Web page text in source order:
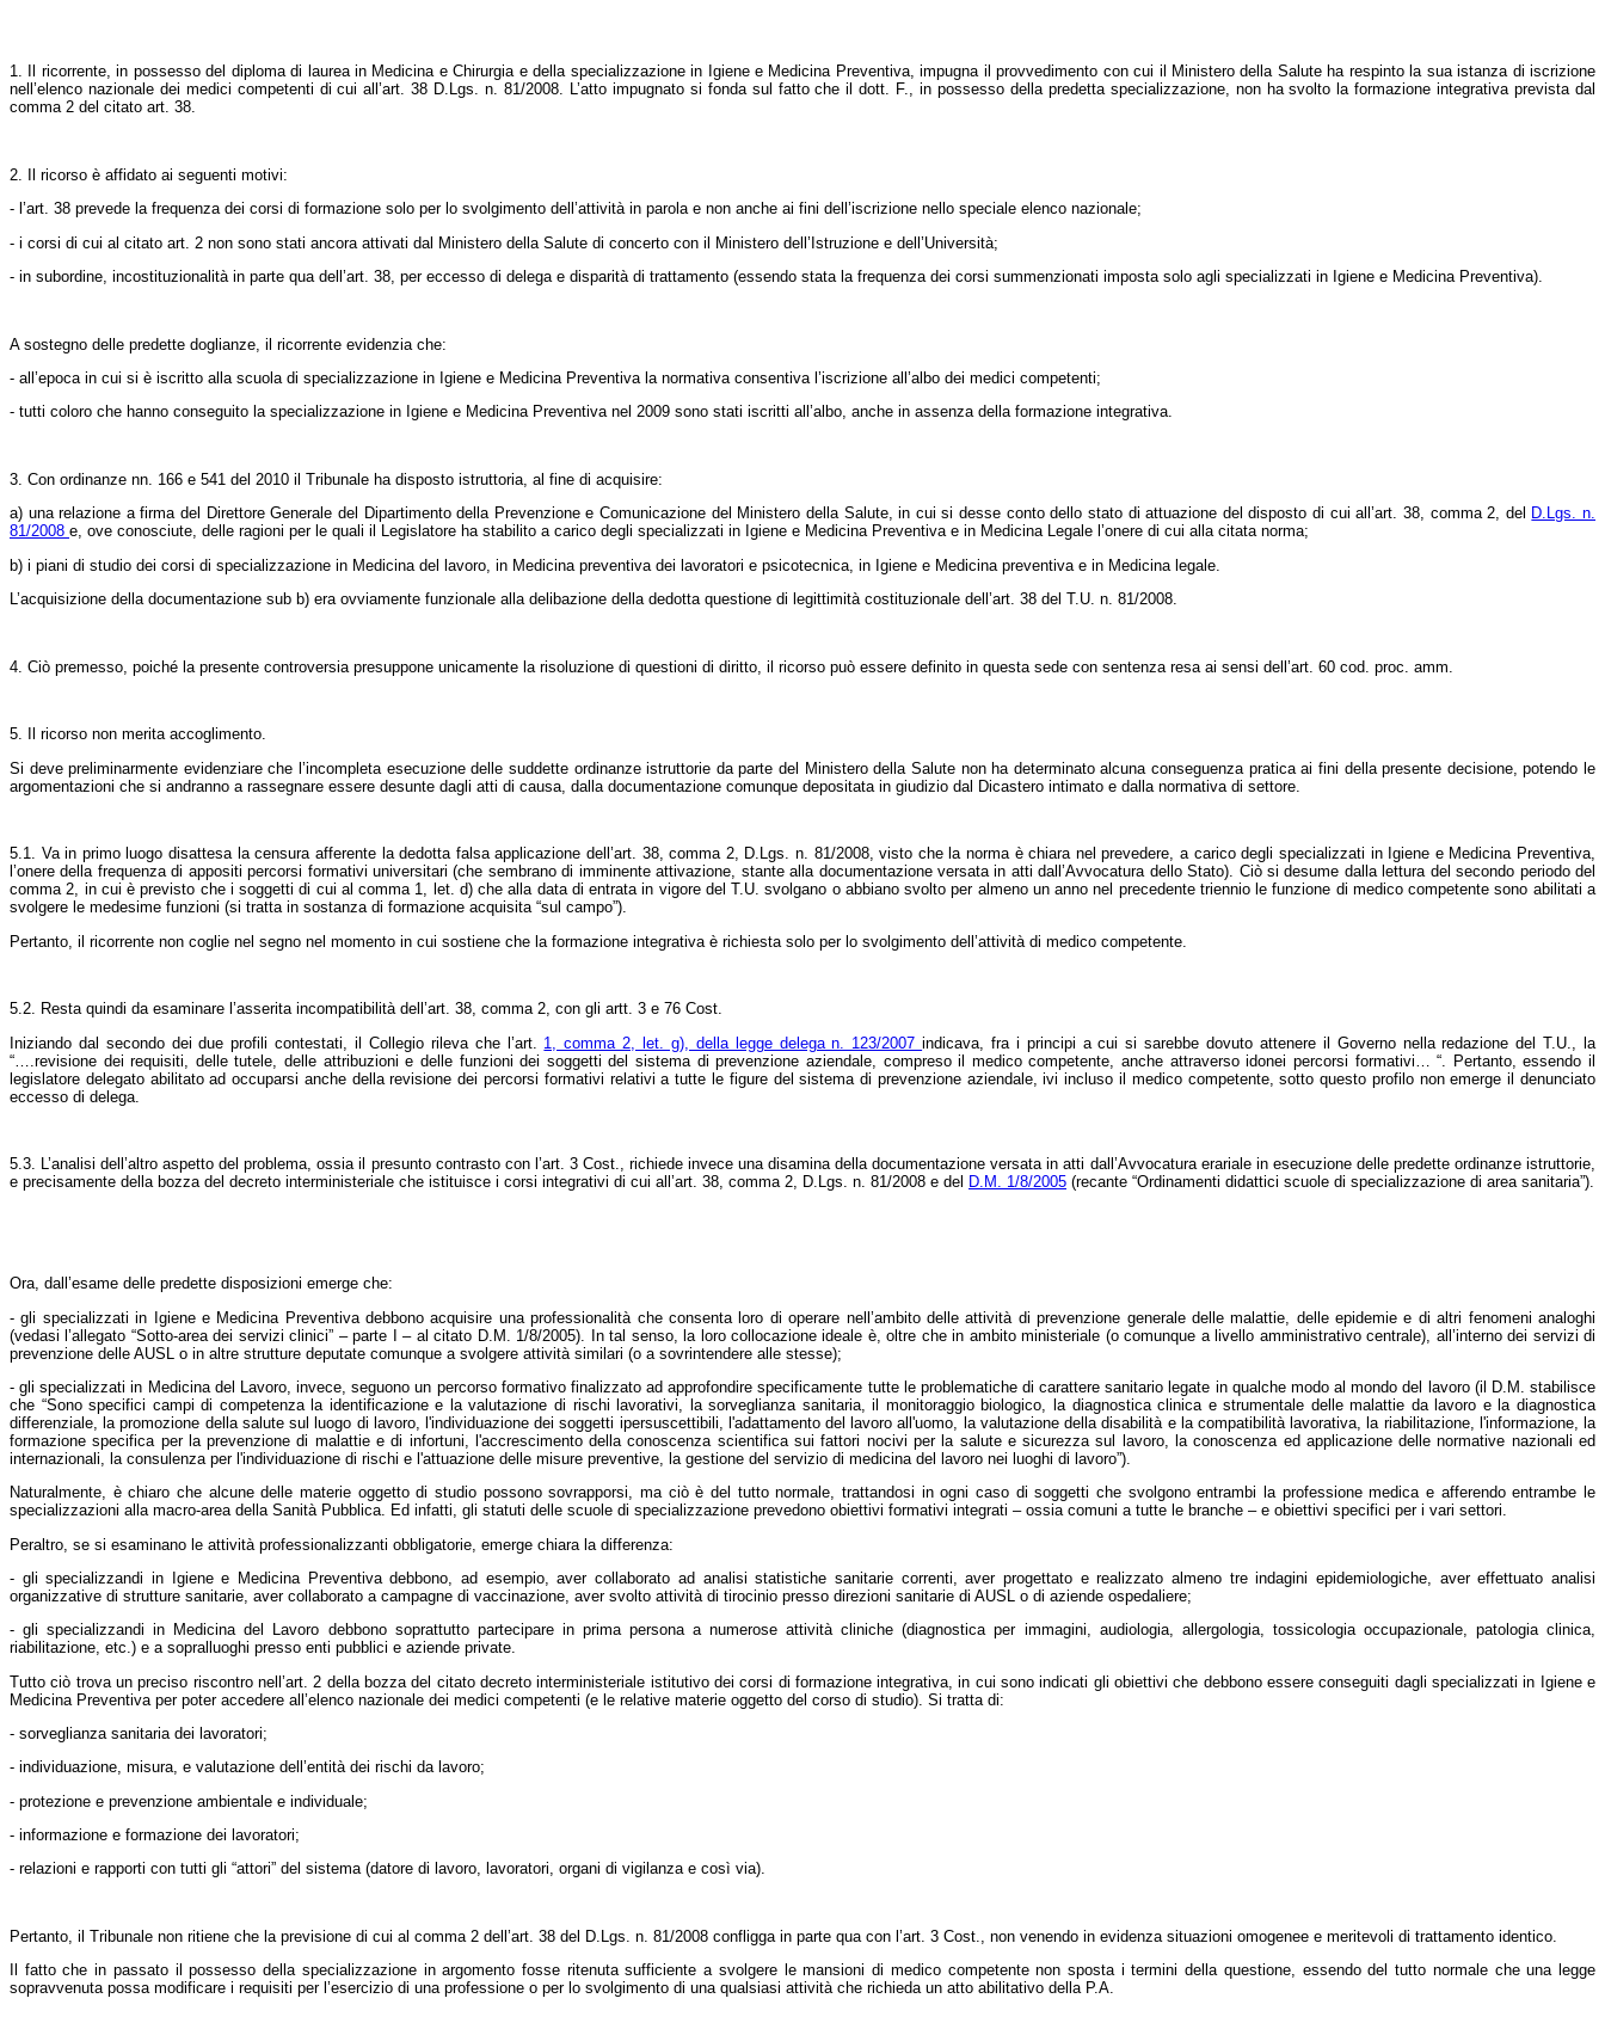
1. Il ricorrente, in possesso del diploma di laurea in Medicina e Chirurgia e della specializzazione in Igiene e Medicina Preventiva, impugna il provvedimento con cui il Ministero della Salute ha respinto la sua istanza di iscrizione
nell’elenco nazionale dei medici competenti di cui all’art. 38 D.Lgs. n. 81/2008. L’atto impugnato si fonda sul fatto che il dott. F., in possesso della predetta specializzazione, non ha svolto la formazione integrativa prevista dal
comma 2 del citato art. 38.
2. Il ricorso è affidato ai seguenti motivi:
- l’art. 38 prevede la frequenza dei corsi di formazione solo per lo svolgimento dell’attività in parola e non anche ai fini dell’iscrizione nello speciale elenco nazionale;
- i corsi di cui al citato art. 2 non sono stati ancora attivati dal Ministero della Salute di concerto con il Ministero dell’Istruzione e dell’Università;
- in subordine, incostituzionalità in parte qua dell’art. 38, per eccesso di delega e disparità di trattamento (essendo stata la frequenza dei corsi summenzionati imposta solo agli specializzati in Igiene e Medicina Preventiva).
A sostegno delle predette doglianze, il ricorrente evidenzia che:
- all’epoca in cui si è iscritto alla scuola di specializzazione in Igiene e Medicina Preventiva la normativa consentiva l’iscrizione all’albo dei medici competenti;
- tutti coloro che hanno conseguito la specializzazione in Igiene e Medicina Preventiva nel 2009 sono stati iscritti all’albo, anche in assenza della formazione integrativa.
3. Con ordinanze nn. 166 e 541 del 2010 il Tribunale ha disposto istruttoria, al fine di acquisire:
a) una relazione a firma del Direttore Generale del Dipartimento della Prevenzione e Comunicazione del Ministero della Salute, in cui si desse conto dello stato di attuazione del disposto di cui all’art. 38, comma 2, del D.Lgs. n.
81/2008 e, ove conosciute, delle ragioni per le quali il Legislatore ha stabilito a carico degli specializzati in Igiene e Medicina Preventiva e in Medicina Legale l’onere di cui alla citata norma;
b) i piani di studio dei corsi di specializzazione in Medicina del lavoro, in Medicina preventiva dei lavoratori e psicotecnica, in Igiene e Medicina preventiva e in Medicina legale.
L’acquisizione della documentazione sub b) era ovviamente funzionale alla delibazione della dedotta questione di legittimità costituzionale dell’art. 38 del T.U. n. 81/2008.
4. Ciò premesso, poiché la presente controversia presuppone unicamente la risoluzione di questioni di diritto, il ricorso può essere definito in questa sede con sentenza resa ai sensi dell’art. 60 cod. proc. amm.
5. Il ricorso non merita accoglimento.
Si deve preliminarmente evidenziare che l’incompleta esecuzione delle suddette ordinanze istruttorie da parte del Ministero della Salute non ha determinato alcuna conseguenza pratica ai fini della presente decisione, potendo le
argomentazioni che si andranno a rassegnare essere desunte dagli atti di causa, dalla documentazione comunque depositata in giudizio dal Dicastero intimato e dalla normativa di settore.
5.1. Va in primo luogo disattesa la censura afferente la dedotta falsa applicazione dell’art. 38, comma 2, D.Lgs. n. 81/2008, visto che la norma è chiara nel prevedere, a carico degli specializzati in Igiene e Medicina Preventiva,
l’onere della frequenza di appositi percorsi formativi universitari (che sembrano di imminente attivazione, stante alla documentazione versata in atti dall’Avvocatura dello Stato). Ciò si desume dalla lettura del secondo periodo del
comma 2, in cui è previsto che i soggetti di cui al comma 1, let. d) che alla data di entrata in vigore del T.U. svolgano o abbiano svolto per almeno un anno nel precedente triennio le funzione di medico competente sono abilitati a
svolgere le medesime funzioni (si tratta in sostanza di formazione acquisita “sul campo”).
Pertanto, il ricorrente non coglie nel segno nel momento in cui sostiene che la formazione integrativa è richiesta solo per lo svolgimento dell’attività di medico competente.
5.2. Resta quindi da esaminare l’asserita incompatibilità dell’art. 38, comma 2, con gli artt. 3 e 76 Cost.
Iniziando dal secondo dei due profili contestati, il Collegio rileva che l’art. 1, comma 2, let. g), della legge delega n. 123/2007indicava, fra i principi a cui si sarebbe dovuto attenere il Governo nella redazione del T.U., la
“….revisione dei requisiti, delle tutele, delle attribuzioni e delle funzioni dei soggetti del sistema di prevenzione aziendale, compreso il medico competente, anche attraverso idonei percorsi formativi… “. Pertanto, essendo il
legislatore delegato abilitato ad occuparsi anche della revisione dei percorsi formativi relativi a tutte le figure del sistema di prevenzione aziendale, ivi incluso il medico competente, sotto questo profilo non emerge il denunciato
eccesso di delega.
5.3. L’analisi dell’altro aspetto del problema, ossia il presunto contrasto con l’art. 3 Cost., richiede invece una disamina della documentazione versata in atti dall’Avvocatura erariale in esecuzione delle predette ordinanze istruttorie,
e precisamente della bozza del decreto interministeriale che istituisce i corsi integrativi di cui all’art. 38, comma 2, D.Lgs. n. 81/2008 e del D.M. 1/8/2005 (recante “Ordinamenti didattici scuole di specializzazione di area sanitaria”).
Ora, dall’esame delle predette disposizioni emerge che:
- gli specializzati in Igiene e Medicina Preventiva debbono acquisire una professionalità che consenta loro di operare nell’ambito delle attività di prevenzione generale delle malattie, delle epidemie e di altri fenomeni analoghi
(vedasi l’allegato “Sotto-area dei servizi clinici” – parte I – al citato D.M. 1/8/2005). In tal senso, la loro collocazione ideale è, oltre che in ambito ministeriale (o comunque a livello amministrativo centrale), all’interno dei servizi di
prevenzione delle AUSL o in altre strutture deputate comunque a svolgere attività similari (o a sovrintendere alle stesse);
- gli specializzati in Medicina del Lavoro, invece, seguono un percorso formativo finalizzato ad approfondire specificamente tutte le problematiche di carattere sanitario legate in qualche modo al mondo del lavoro (il D.M. stabilisce
che “Sono specifici campi di competenza la identificazione e la valutazione di rischi lavorativi, la sorveglianza sanitaria, il monitoraggio biologico, la diagnostica clinica e strumentale delle malattie da lavoro e la diagnostica
differenziale, la promozione della salute sul luogo di lavoro, l'individuazione dei soggetti ipersuscettibili, l'adattamento del lavoro all'uomo, la valutazione della disabilità e la compatibilità lavorativa, la riabilitazione, l'informazione, la
formazione specifica per la prevenzione di malattie e di infortuni, l'accrescimento della conoscenza scientifica sui fattori nocivi per la salute e sicurezza sul lavoro, la conoscenza ed applicazione delle normative nazionali ed
internazionali, la consulenza per l'individuazione di rischi e l'attuazione delle misure preventive, la gestione del servizio di medicina del lavoro nei luoghi di lavoro”).
Naturalmente, è chiaro che alcune delle materie oggetto di studio possono sovrapporsi, ma ciò è del tutto normale, trattandosi in ogni caso di soggetti che svolgono entrambi la professione medica e afferendo entrambe le
specializzazioni alla macro-area della Sanità Pubblica. Ed infatti, gli statuti delle scuole di specializzazione prevedono obiettivi formativi integrati – ossia comuni a tutte le branche – e obiettivi specifici per i vari settori.
Peraltro, se si esaminano le attività professionalizzanti obbligatorie, emerge chiara la differenza:
- gli specializzandi in Igiene e Medicina Preventiva debbono, ad esempio, aver collaborato ad analisi statistiche sanitarie correnti, aver progettato e realizzato almeno tre indagini epidemiologiche, aver effettuato analisi
organizzative di strutture sanitarie, aver collaborato a campagne di vaccinazione, aver svolto attività di tirocinio presso direzioni sanitarie di AUSL o di aziende ospedaliere;
- gli specializzandi in Medicina del Lavoro debbono soprattutto partecipare in prima persona a numerose attività cliniche (diagnostica per immagini, audiologia, allergologia, tossicologia occupazionale, patologia clinica,
riabilitazione, etc.) e a sopralluoghi presso enti pubblici e aziende private.
Tutto ciò trova un preciso riscontro nell’art. 2 della bozza del citato decreto interministeriale istitutivo dei corsi di formazione integrativa, in cui sono indicati gli obiettivi che debbono essere conseguiti dagli specializzati in Igiene e
Medicina Preventiva per poter accedere all’elenco nazionale dei medici competenti (e le relative materie oggetto del corso di studio). Si tratta di:
- sorveglianza sanitaria dei lavoratori;
- individuazione, misura, e valutazione dell’entità dei rischi da lavoro;
- protezione e prevenzione ambientale e individuale;
- informazione e formazione dei lavoratori;
- relazioni e rapporti con tutti gli “attori” del sistema (datore di lavoro, lavoratori, organi di vigilanza e così via).
Pertanto, il Tribunale non ritiene che la previsione di cui al comma 2 dell’art. 38 del D.Lgs. n. 81/2008 confligga in parte qua con l’art. 3 Cost., non venendo in evidenza situazioni omogenee e meritevoli di trattamento identico.
Il fatto che in passato il possesso della specializzazione in argomento fosse ritenuta sufficiente a svolgere le mansioni di medico competente non sposta i termini della questione, essendo del tutto normale che una legge
sopravvenuta possa modificare i requisiti per l’esercizio di una professione o per lo svolgimento di una qualsiasi attività che richieda un atto abilitativo della P.A.